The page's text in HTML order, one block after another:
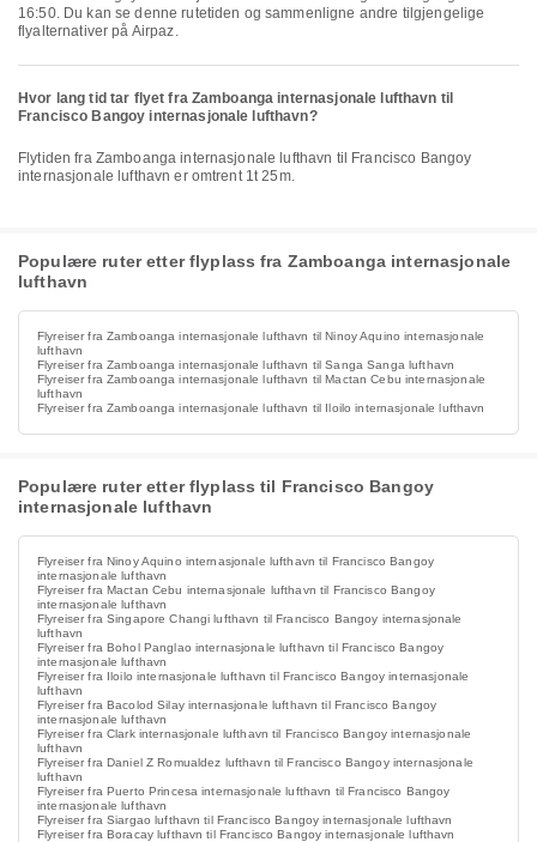
16:50. Du kan se denne rutetiden og sammenligne andre tilgjengelige
flyalternativer på Airpaz.
Hvor lang tid tar flyet fra Zamboanga internasjonale lufthavn til
Francisco Bangoy internasjonale lufthavn?
Flytiden fra Zamboanga internasjonale lufthavn til Francisco Bangoy
internasjonale lufthavn er omtrent 1t 25m.
Populære ruter etter flyplass fra Zamboanga internasjonale
lufthavn
Flyreiser fra Zamboanga internasjonale lufthavn til Ninoy Aquino internasjonale
lufthavn
Flyreiser fra Zamboanga internasjonale lufthavn til Sanga Sanga lufthavn
Flyreiser fra Zamboanga internasjonale lufthavn til Mactan Cebu internasjonale
lufthavn
Flyreiser fra Zamboanga internasjonale lufthavn til Iloilo internasjonale lufthavn
Populære ruter etter flyplass til Francisco Bangoy
internasjonale lufthavn
Flyreiser fra Ninoy Aquino internasjonale lufthavn til Francisco Bangoy
internasjonale lufthavn
Flyreiser fra Mactan Cebu internasjonale lufthavn til Francisco Bangoy
internasjonale lufthavn
Flyreiser fra Singapore Changi lufthavn til Francisco Bangoy internasjonale
lufthavn
Flyreiser fra Bohol Panglao internasjonale lufthavn til Francisco Bangoy
internasjonale lufthavn
Flyreiser fra Iloilo internasjonale lufthavn til Francisco Bangoy internasjonale
lufthavn
Flyreiser fra Bacolod Silay internasjonale lufthavn til Francisco Bangoy
internasjonale lufthavn
Flyreiser fra Clark internasjonale lufthavn til Francisco Bangoy internasjonale
lufthavn
Flyreiser fra Daniel Z Romualdez lufthavn til Francisco Bangoy internasjonale
lufthavn
Flyreiser fra Puerto Princesa internasjonale lufthavn til Francisco Bangoy
internasjonale lufthavn
Flyreiser fra Siargao lufthavn til Francisco Bangoy internasjonale lufthavn
Flyreiser fra Boracay lufthavn til Francisco Bangoy internasjonale lufthavn